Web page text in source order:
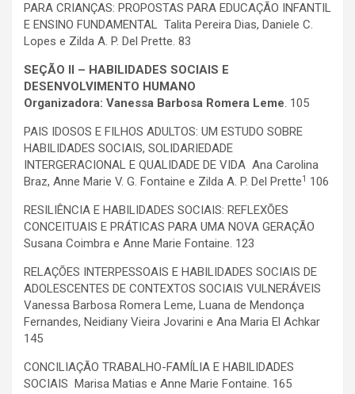
PARA CRIANÇAS: PROPOSTAS PARA EDUCAÇÃO INFANTIL
E ENSINO FUNDAMENTAL Talita Pereira Dias, Daniele C.
Lopes e Zilda A. P. Del Prette. 83
SEÇÃO II – HABILIDADES SOCIAIS E
DESENVOLVIMENTO HUMANO
Organizadora: Vanessa Barbosa Romera Leme. 105
PAIS IDOSOS E FILHOS ADULTOS: UM ESTUDO SOBRE
HABILIDADES SOCIAIS, SOLIDARIEDADE
INTERGERACIONAL E QUALIDADE DE VIDA Ana Carolina
Braz, Anne Marie V. G. Fontaine e Zilda A. P. Del Prette1 106
RESILIÊNCIA E HABILIDADES SOCIAIS: REFLEXÕES
CONCEITUAIS E PRÁTICAS PARA UMA NOVA GERAÇÃO
Susana Coimbra e Anne Marie Fontaine. 123
RELAÇÕES INTERPESSOAIS E HABILIDADES SOCIAIS DE
ADOLESCENTES DE CONTEXTOS SOCIAIS VULNERÁVEIS
Vanessa Barbosa Romera Leme, Luana de Mendonça
Fernandes, Neidiany Vieira Jovarini e Ana Maria El Achkar
145
CONCILIAÇÃO TRABALHO-FAMÍLIA E HABILIDADES
SOCIAIS Marisa Matias e Anne Marie Fontaine. 165